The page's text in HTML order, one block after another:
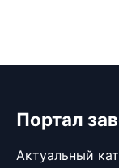
Портал
Актуальный